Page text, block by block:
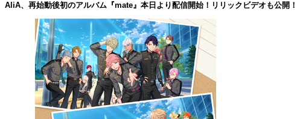
AliA、再始動後初のアルバム『mate』本日より配信開始！リリックビデオも公開！